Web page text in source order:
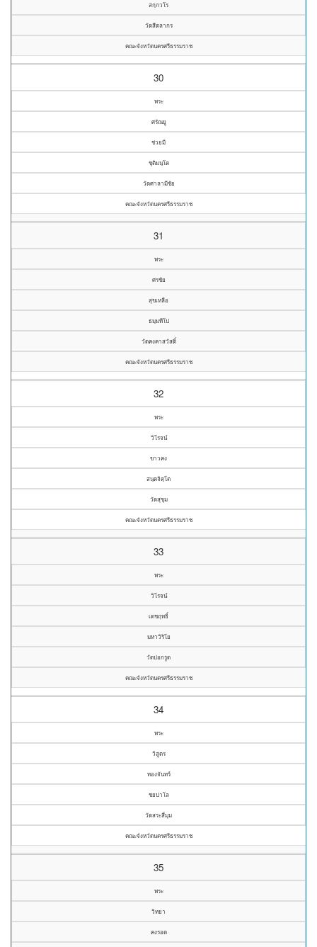
สกฺกวโร
วัดสีตลากร
คณะจังหวัดนครศรีธรรมราช
30
พระ
ศรัณยู
ช่วยมี
ชุติมนฺโต
วัดศาลามีชัย
คณะจังหวัดนครศรีธรรมราช
31
พระ
ศรชัย
สุขเหลือ
ธมฺมทีโป
วัดคงคาสวัสดิ์
คณะจังหวัดนครศรีธรรมราช
32
พระ
วิโรจน์
ขาวคง
สนฺตจิตฺโต
วัดสุขุม
คณะจังหวัดนครศรีธรรมราช
33
พระ
วิโรจน์
เดชฤทธิ์
มหาวิริโย
วัดบ่อกรูด
คณะจังหวัดนครศรีธรรมราช
34
พระ
วิสูตร
ทองจันทร์
ชยปาโล
วัดสระสี่มุม
คณะจังหวัดนครศรีธรรมราช
35
พระ
วิทยา
คงรอด